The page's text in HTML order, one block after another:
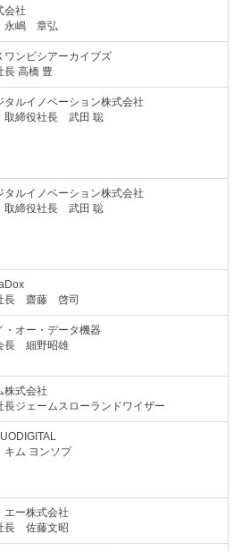
会社
永嶋 章弘
ワンビシアーカイブズ
長 高橋 豊
タルイノベーション株式会社
締役社長 武田 聡
タルイノベーション株式会社
締役社長 武田 聡
長 齋藤 啓司
・オー・データ機器
長 細野昭雄
株式会社
長ジェームスローランドワイザー
ム ヨンソプ
エー株式会社
長 佐藤文昭